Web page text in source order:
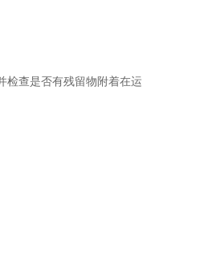
查是否有残留物附着在运